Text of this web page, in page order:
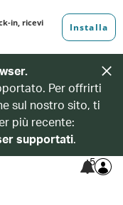
Per offrirti
sul nostro sito, ti
più recente:
supportati.
5